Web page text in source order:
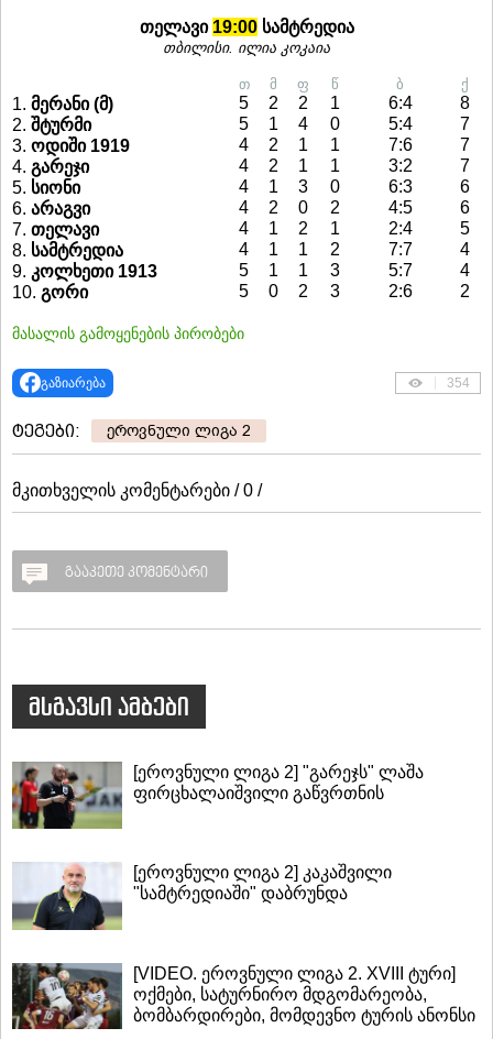
თელავი 19:00 სამტრედია
თბილისი. ილია კოკაია
თ მ ფ წ ბ ქ
1. მერანი (მ) 5 2 2 1 6:4
8
2. შტურმი 5 1 4 0 5:4
7
3. ოდიში 1919 4 2 1 1 7:6
7
4. გარეჯი 4 2 1 1 3:2
7
5. სიონი 4 1 3 0 6:3
6
6. არაგვი 4 2 0 2 4:5
6
7. თელავი 4 1 2 1 2:4
5
8. სამტრედია 4 1 1 2 7:7
4
9. კოლხეთი 1913 5 1 1 3 5:7
4
10. გორი 5 0 2 3 2:6 2
მასალის გამოყენების პირობები
გაზიარება 354
ტეგები: ეროვნული ლიგა 2
მკითხველის კომენტარები / 0 /
გააკეთე კომენტარი
მსგავსი ამბები
[ეროვნული ლიგა 2] "გარეჯს" ლაშა
ფირცხალაიშვილი გაწვრთნის
[ეროვნული ლიგა 2] კაკაშვილი
"სამტრედიაში" დაბრუნდა
[VIDEO. ეროვნული ლიგა 2. XVIII ტური]
ოქმები, სატურნირო მდგომარეობა,
ბომბარდირები, მომდევნო ტურის ანონსი